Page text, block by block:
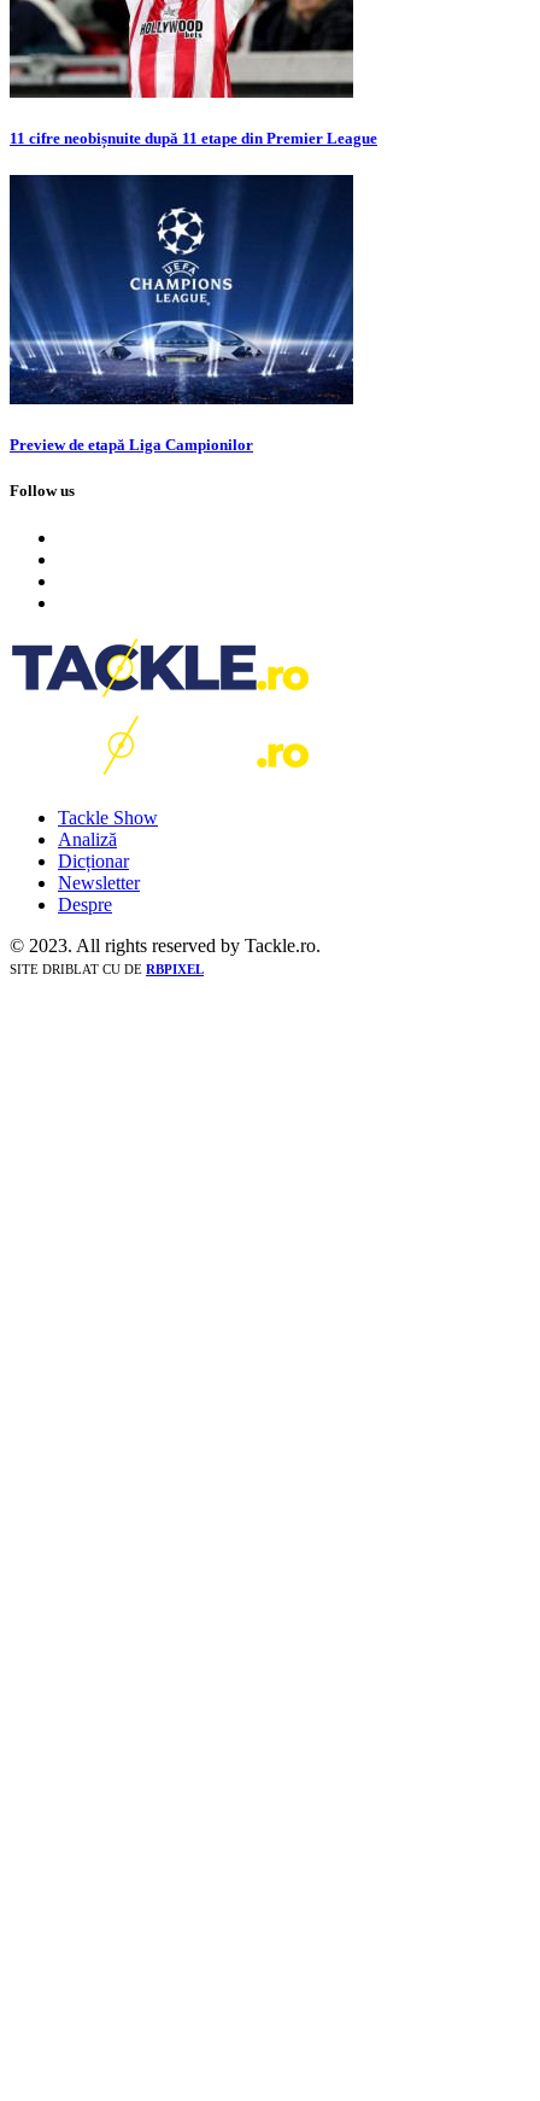
11 cifre neobișnuite după 11 etape din Premier League
Preview de etapă Liga Campionilor
Follow us
Tackle Show
Analiză
Dicționar
Newsletter
Despre
© 2023. All rights reserved by Tackle.ro.
SITE DRIBLAT CU DE RBPIXEL